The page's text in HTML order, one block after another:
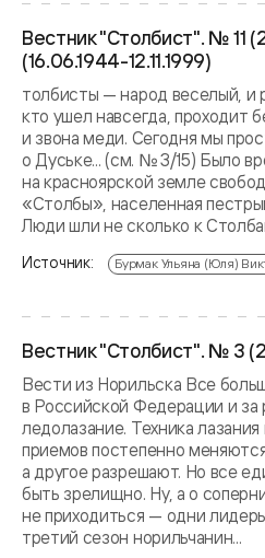
Вестник "Столбист". № 11
(16.06.1944-12.11.1999)
толбисты — народ веселый, и
кто ушел навсегда, проходит
и звона меди. Сегодня мы
о Дуське... (см. № 3/15) Было
на красноярской земле
«Столбы», населенная
Люди шли не сколько к
Источник: Бурмак Ульяна (Юля)
Вестник "Столбист". № 3
Вести из Норильска Все
в Российской Федерации и
ледолазание. Техника
приемов постепенно
а другое разрешают. Но все
быть зрелищно. Ну, а о
не приходиться — одни
третий сезон норильчанин...